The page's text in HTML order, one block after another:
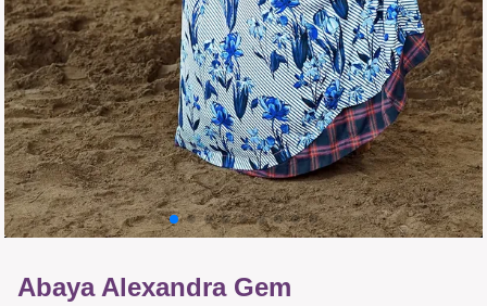
Abaya Alexandra Gem